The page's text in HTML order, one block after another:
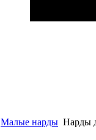
Малые нарды Нарды